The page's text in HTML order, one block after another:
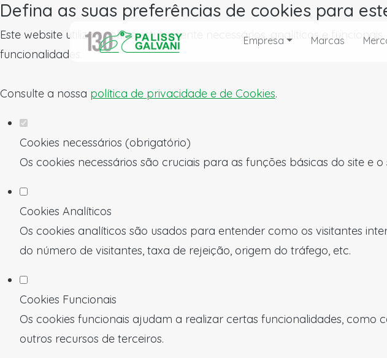
Defina as suas preferências de cookies para
Este website utiliza cookies estritamente necessários, analíticos e
funcionalidades.
Consulte a nossa política de privacidade e de Cookies.
Cookies necessários (obrigatório)
Os cookies necessários são cruciais para as funções básicas do site e
Cookies Analíticos
Os cookies analíticos são usados para entender como os visitantes
do número de visitantes, taxa de rejeição, origem do tráfego, etc.
Cookies Funcionais
Os cookies funcionais ajudam a realizar certas funcionalidades,
outros recursos de terceiros.
Empresa Marcas